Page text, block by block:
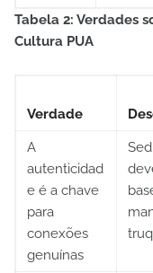
Tabela 2: Verdades
Cultura PUA
Verdade
A
autenticidad
e é a chave
para
conexões
genuínas